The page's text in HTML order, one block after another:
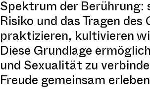
Spektrum der Berührung:
Risiko und das Tragen
praktizieren, kultivieren
Diese Grundlage
und Sexualität zu
Freude gemeinsam